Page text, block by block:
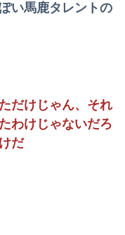
い馬鹿タレントの
だけじゃん、それ
わけじゃないだろ
だ